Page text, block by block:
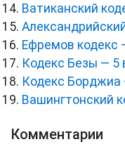
Ватиканский
Ефремов кодекс
Кодекс Безы — 5
Кодекс Борджиа
Вашингтонский
Комментарии